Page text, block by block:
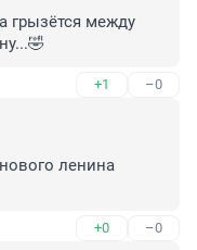
грызётся между
+1 –0
ленина
+0 –0